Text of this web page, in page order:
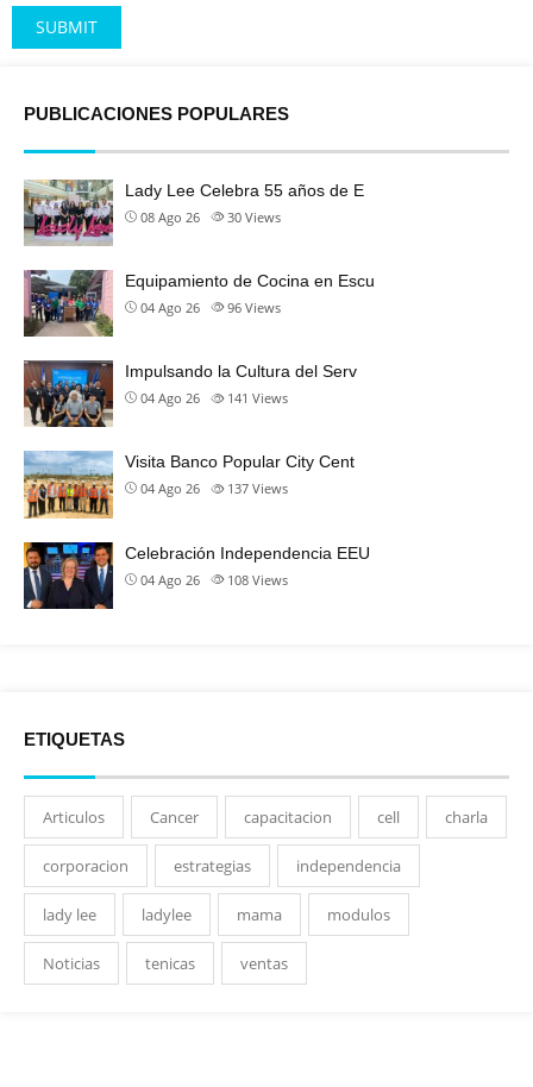
PUBLICACIONES POPULARES
Lady Lee Celebra 55 años de E
08 Ago 26 30 Views
Equipamiento de Cocina en Escu
04 Ago 26 96 Views
Impulsando la Cultura del Serv
04 Ago 26 141 Views
Visita Banco Popular City Cent
04 Ago 26 137 Views
Celebración Independencia EEU
04 Ago 26 108 Views
ETIQUETAS
Articulos Cancer capacitacion cell charla
corporacion estrategias independencia
lady lee ladylee mama modulos
Noticias tenicas ventas